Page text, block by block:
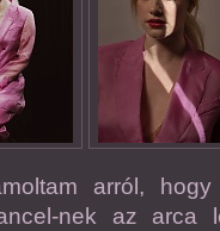
arról,
nek az